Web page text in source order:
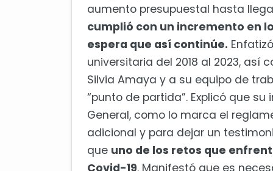
aumento presupuestal hasta llegar
cumplió con un incremento en
espera que así continúe.
universitaria del 2018 al 2023,
Silvia Amaya y a su equipo de
“punto de partida”. Explicó que
General, como lo marca el
adicional y para dejar un
que uno de los retos que
Covid-19. Manifestó que es